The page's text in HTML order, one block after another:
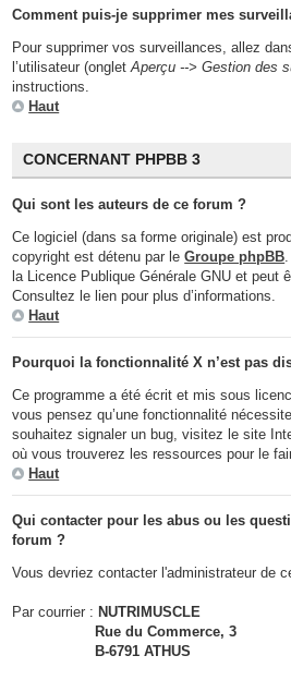
Comment puis-je supprimer mes
Pour supprimer vos surveillances, allez
l’utilisateur (ongletAperçu --> Gestion des
instructions.
Haut
CONCERNANT PHPBB 3
Qui sont les auteurs de ce forum ?
Ce logiciel (dans sa forme originale) est
copyright est détenu par leGroupe phpBB
la Licence Publique Générale GNU et peut
Consultez le lien pour plus d’informations.
Haut
Pourquoi la fonctionnalité X n’est pas
Ce programme a été écrit et mis sous
vous pensez qu’une fonctionnalité
souhaitez signaler un bug, visitez le site
où vous trouverez les ressources pour le
Haut
Qui contacter pour les abus ou les
forum ?
Vous devriez contacter l'administrateur de
Par courrier : NUTRIMUSCLE
Rue du Commerce, 3
B-6791 ATHUS